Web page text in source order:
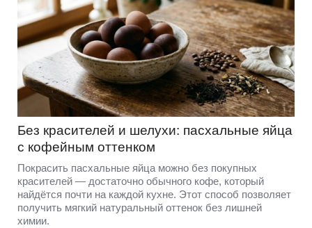
Без красителей и шелухи: пасхальные яйца
с кофейным оттенком
Покрасить пасхальные яйца можно без покупных
красителей — достаточно обычного кофе, который
найдётся почти на каждой кухне. Этот способ позволяет
получить мягкий натуральный оттенок без лишней
химии.